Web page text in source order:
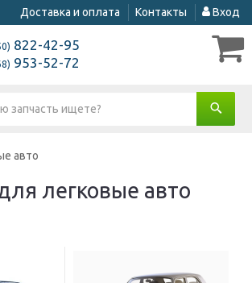
Доставка и оплата Контакты Вход
822-42-95
953-52-72
авто
легковые авто